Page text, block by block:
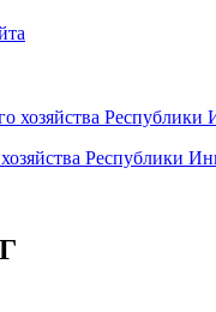
Республики